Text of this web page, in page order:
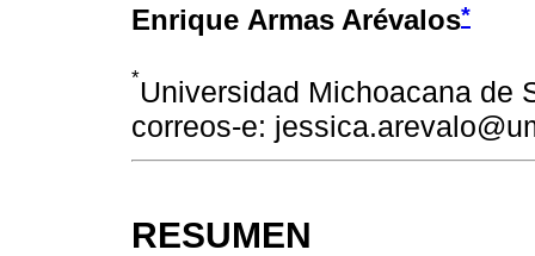
Enrique Armas Arévalos*
*Universidad Michoacana de
correos-e:
RESUMEN